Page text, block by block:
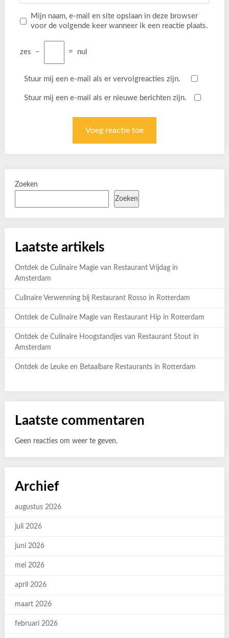
Mijn naam, e-mail en site opslaan in deze browser
voor de volgende keer wanneer ik een reactie plaats.
zes − = nul
Stuur mij een e-mail als er vervolgreacties zijn.
Stuur mij een e-mail als er nieuwe berichten zijn.
Zoeken
Zoeken
Laatste artikels
Ontdek de Culinaire Magie van Restaurant Vrijdag in
Amsterdam
Culinaire Verwenning bij Restaurant Rosso in Rotterdam
Ontdek de Culinaire Magie van Restaurant Hip in Rotterdam
Ontdek de Culinaire Hoogstandjes van Restaurant Stout in
Amsterdam
Ontdek de Leuke en Betaalbare Restaurants in Rotterdam
Laatste commentaren
Geen reacties om weer te geven.
Archief
augustus 2026
juli 2026
juni 2026
mei 2026
april 2026
maart 2026
februari 2026